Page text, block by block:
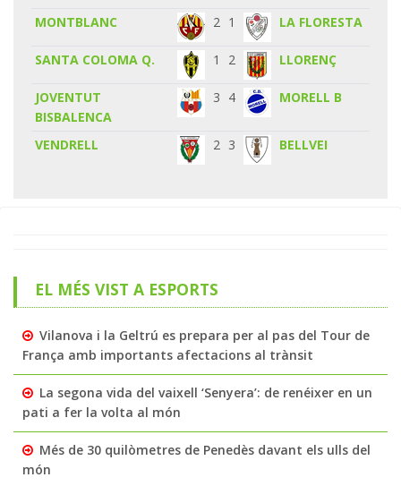
MONTBLANC
2 1 LA FLORESTA
SANTA COLOMA Q. 1 2 LLORENÇ
JOVENTUT
BISBALENCA
3 4 MORELL B
VENDRELL 2 3 BELLVEI
EL MÉS VIST A ESPORTS
Vilanova i la Geltrú es prepara per al pas del Tour de
França amb importants afectacions al trànsit
La segona vida del vaixell ‘Senyera’: de renéixer en un
pati a fer la volta al món
Més de 30 quilòmetres de Penedès davant els ulls del
món